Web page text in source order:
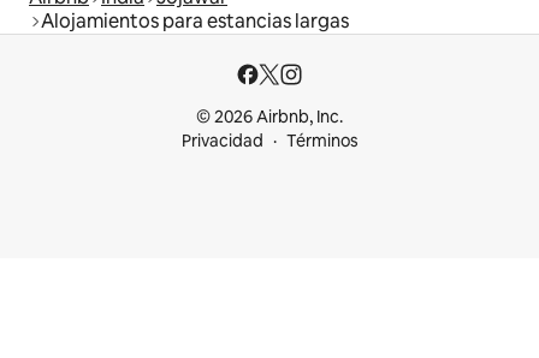
Alojamientos para estancias largas
© 2026 Airbnb, Inc.
Privacidad
Términos